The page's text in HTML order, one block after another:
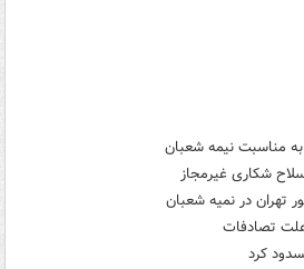
مناسبت نیمه شعبان
تهران در نمیه شعبان
تصادفات
کرد